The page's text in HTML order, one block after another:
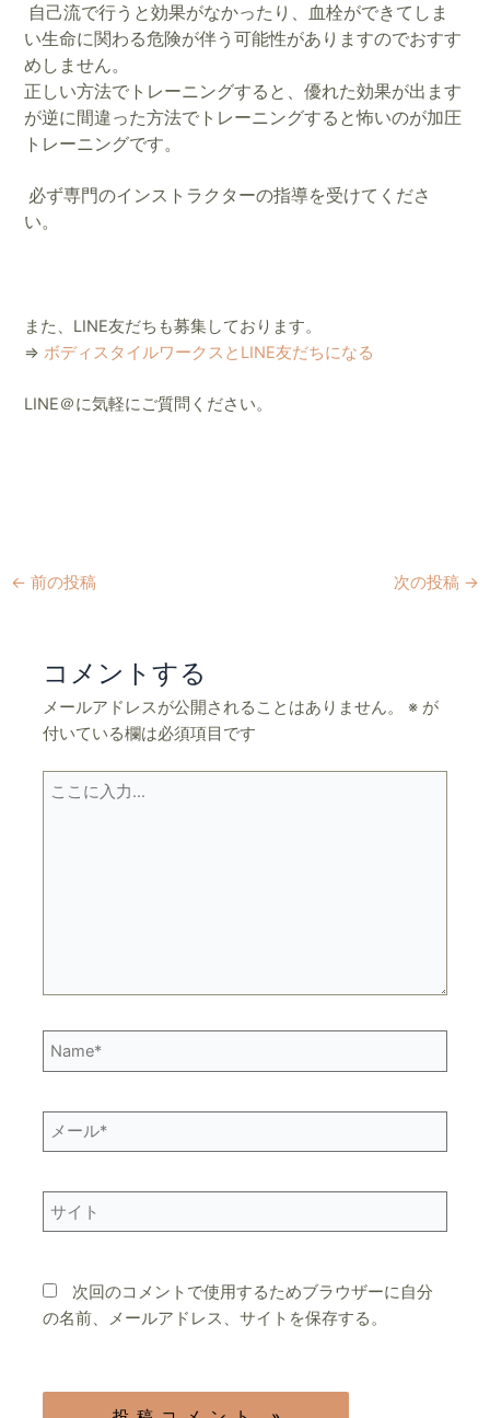
自己流で行うと効果がなかったり、血栓ができてしま
い生命に関わる危険が伴う可能性がありますのでおすす
めしません。
正しい方法でトレーニングすると、優れた効果が出ます
が逆に間違った方法でトレーニングすると怖いのが加圧
トレーニングです。
必ず専門のインストラクターの指導を受けてくださ
い。
また、LINE友だちも募集しております。
⇒ボディスタイルワークスとLINE友だちになる
LINE＠に気軽にご質問ください。
← 前の投稿 次の投稿 →
コメントする
メールアドレスが公開されることはありません。 ※ が
付いている欄は必須項目です
こ
Name*
ー
サ
イ
次回のコメントで使用するためブラウザーに自分
の名前、メールアドレス、サイトを保存する。